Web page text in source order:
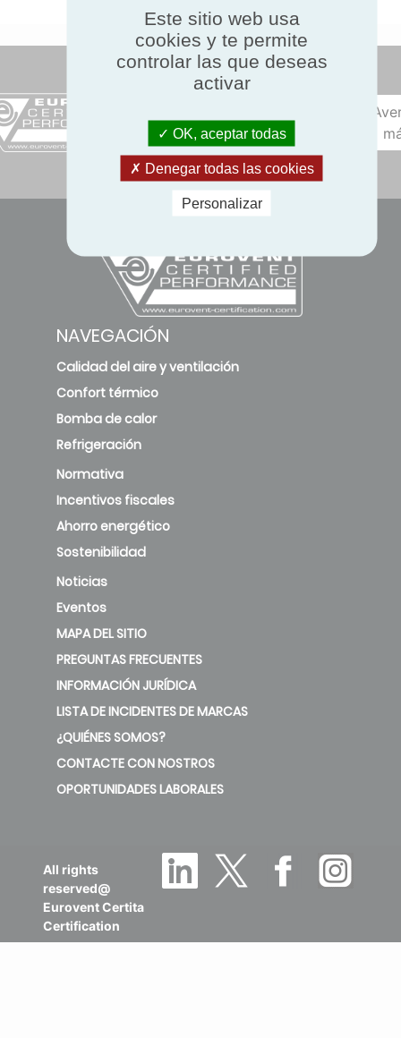
NAVEGACIÓN
Calidad del aire y ventilación
Confort térmico
Bomba de calor
Refrigeración
Normativa
Incentivos fiscales
Ahorro energético
Sostenibilidad
Noticias
Eventos
MAPA DEL SITIO
PREGUNTAS FRECUENTES
INFORMACIÓN JURÍDICA
LISTA DE INCIDENTES DE MARCAS
¿QUIÉNES SOMOS?
CONTACTE CON NOSTROS
OPORTUNIDADES LABORALES
All rights
reserved@
Eurovent Certita
Certification
Este sitio web usa
cookies y te permite
controlar las que deseas
activar
OK, aceptar todas
Denegar todas las cookies
Personalizar